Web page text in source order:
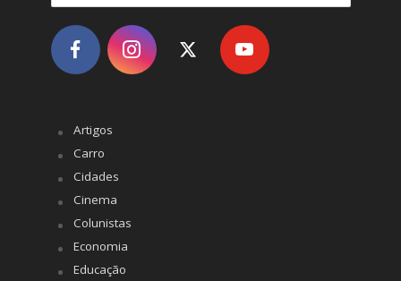
Artigos
Carro
Cidades
Cinema
Colunistas
Economia
Educação